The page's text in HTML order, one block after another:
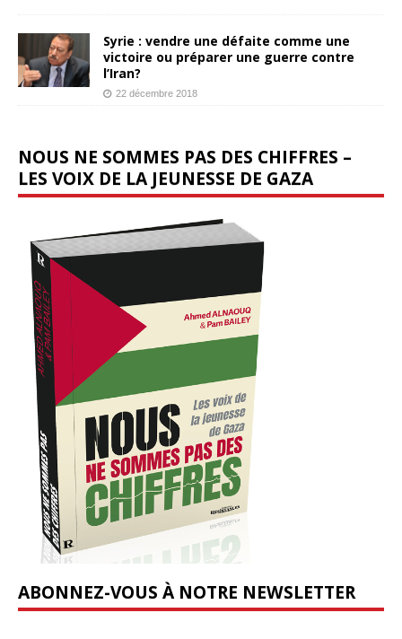
Syrie : vendre une défaite comme une
victoire ou préparer une guerre contre
l’Iran?
22 décembre 2018
NOUS NE SOMMES PAS DES CHIFFRES –
LES VOIX DE LA JEUNESSE DE GAZA
ABONNEZ-VOUS À NOTRE NEWSLETTER